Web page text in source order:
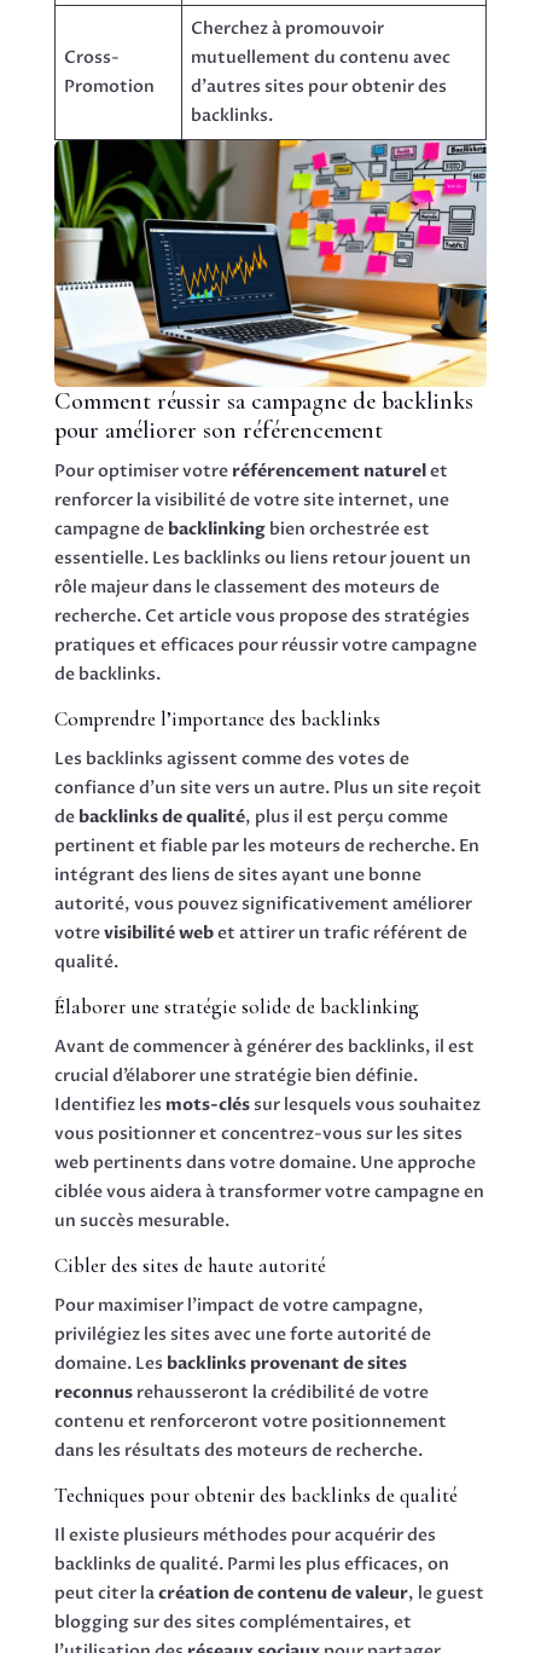
Cross-
Promotion
Cherchez à promouvoir
mutuellement du contenu avec
d’autres sites pour obtenir des
backlinks.
Comment réussir sa campagne de backlinks
pour améliorer son référencement
Pour optimiser votre référencement naturelet
renforcer la visibilité de votre site internet, une
campagne de backlinkingbien orchestrée est
essentielle. Les backlinks ou liens retour jouent un
rôle majeur dans le classement des moteurs de
recherche. Cet article vous propose des stratégies
pratiques et efficaces pour réussir votre campagne
de backlinks.
Comprendre l’importance des backlinks
Les backlinks agissent comme des votes de
confiance d’un site vers un autre. Plus un site reçoit
de backlinks de qualité, plus il est perçu comme
pertinent et fiable par les moteurs de recherche. En
intégrant des liens de sites ayant une bonne
autorité, vous pouvez significativement améliorer
votrevisibilité webet attirer un trafic référent de
qualité.
Élaborer une stratégie solide de backlinking
Avant de commencer à générer des backlinks, il est
crucial d’élaborer une stratégie bien définie.
Identifiez les mots-cléssur lesquels vous souhaitez
vous positionner et concentrez-vous sur les sites
web pertinents dans votre domaine. Une approche
ciblée vous aidera à transformer votre campagne en
un succès mesurable.
Cibler des sites de haute autorité
Pour maximiser l’impact de votre campagne,
privilégiez les sites avec une forte autorité de
domaine. Les backlinks provenant de sites
reconnusrehausseront la crédibilité de votre
contenu et renforceront votre positionnement
dans les résultats des moteurs de recherche.
Techniques pour obtenir des backlinks de qualité
Il existe plusieurs méthodes pour acquérir des
backlinks de qualité. Parmi les plus efficaces, on
peut citer lacréation de contenu de valeur, le guest
blogging sur des sites complémentaires, et